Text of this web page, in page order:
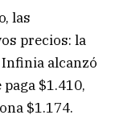
las
precios: la
Infinia alcanzó
$1.410,
$1.174.